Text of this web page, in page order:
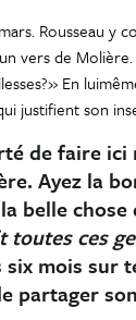
Rousseau y
de Molière. Il
En
justifient son
de faire ici
Ayez la
belle
ces
mois sur
partager